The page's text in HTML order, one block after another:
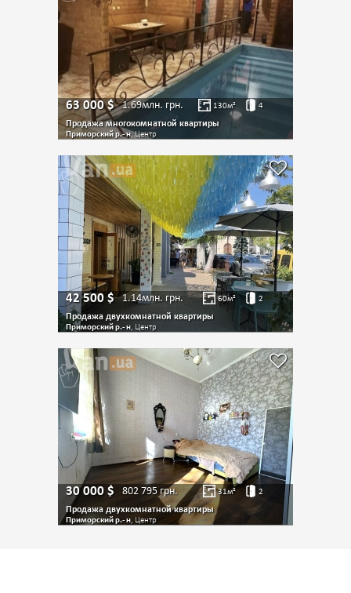
63 000$ 1.69млн. грн. 130м² 4
Продажа многокомнатной квартиры
Приморский р.- н, Центр
42 500$ 1.14млн. грн. 60м² 2
Продажа двухкомнатной квартиры
Приморский р.- н, Центр
30 000 $ 802 795 грн. 31м² 2
Продажа двухкомнатной квартиры
Приморский р.- н, Центр